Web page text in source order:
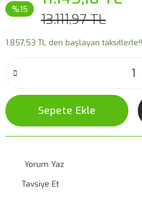
%15
13.111,97 TL
1.857,53 TL den başlayan taksitlerle!!
Sepete Ekle
Yorum Yaz
Tavsiye Et